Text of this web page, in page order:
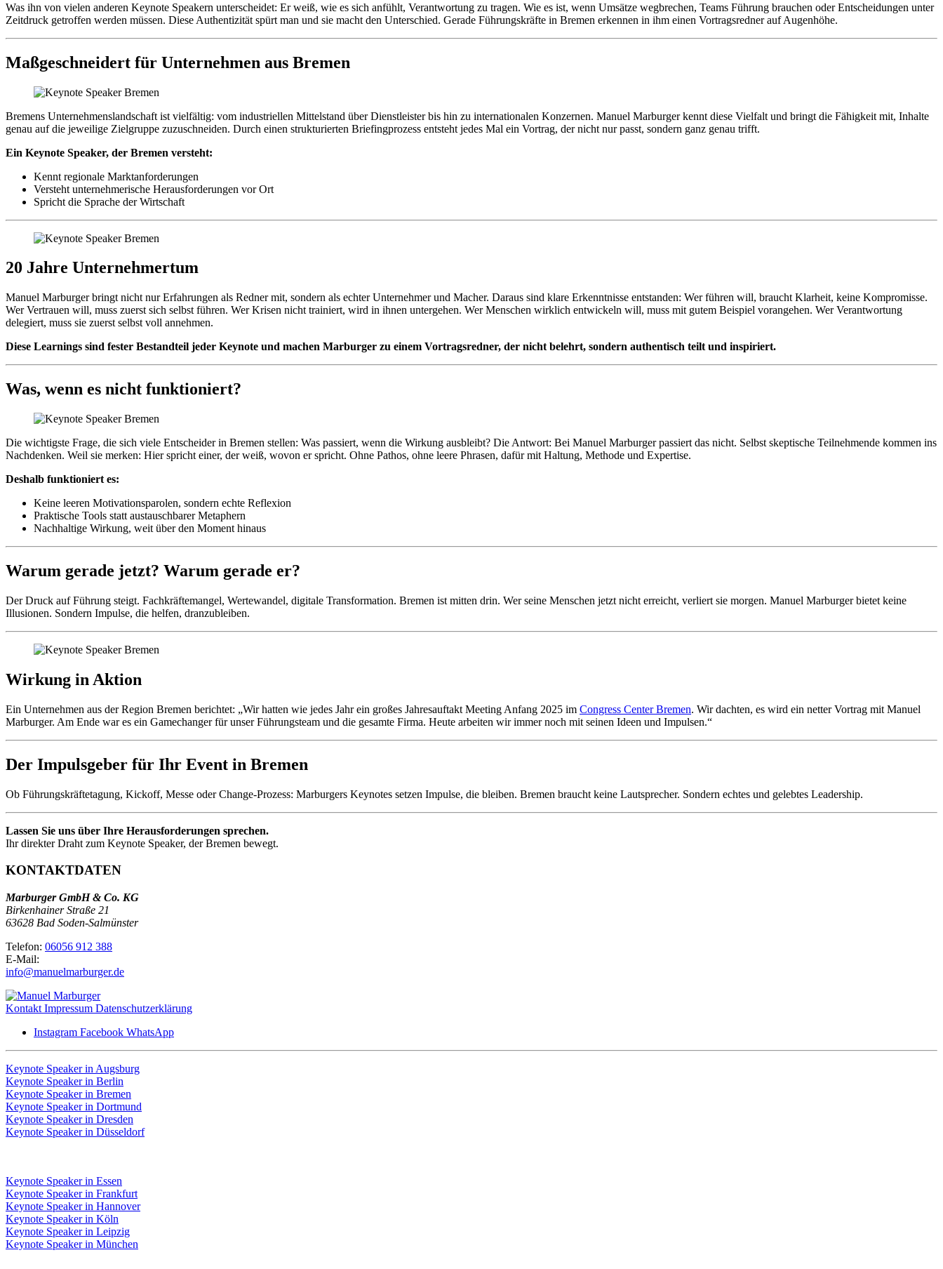
Was ihn von vielen anderen Keynote Speakern unterscheidet: Er weiß, wie es sich anfühlt, Verantwortung zu tragen. Wie es ist, wenn Umsätze wegbrechen, Teams Führung brauchen oder Entscheidungen unter
Zeitdruck getroffen werden müssen. Diese Authentizität spürt man und sie macht den Unterschied. Gerade Führungskräfte in Bremen erkennen in ihm einen Vortragsredner auf Augenhöhe.
Maßgeschneidert für Unternehmen aus Bremen
Bremens Unternehmenslandschaft ist vielfältig: vom industriellen Mittelstand über Dienstleister bis hin zu internationalen Konzernen. Manuel Marburger kennt diese Vielfalt und bringt die Fähigkeit mit, Inhalte
genau auf die jeweilige Zielgruppe zuzuschneiden. Durch einen strukturierten Briefingprozess entsteht jedes Mal ein Vortrag, der nicht nur passt, sondern ganz genau trifft.
Ein Keynote Speaker, der Bremen versteht:
Kennt regionale Marktanforderungen
Versteht unternehmerische Herausforderungen vor Ort
Spricht die Sprache der Wirtschaft
20 Jahre Unternehmertum
Manuel Marburger bringt nicht nur Erfahrungen als Redner mit, sondern als echter Unternehmer und Macher. Daraus sind klare Erkenntnisse entstanden: Wer führen will, braucht Klarheit, keine Kompromisse.
Wer Vertrauen will, muss zuerst sich selbst führen. Wer Krisen nicht trainiert, wird in ihnen untergehen. Wer Menschen wirklich entwickeln will, muss mit gutem Beispiel vorangehen. Wer Verantwortung
delegiert, muss sie zuerst selbst voll annehmen.
Diese Learnings sind fester Bestandteil jeder Keynote und machen Marburger zu einem Vortragsredner, der nicht belehrt, sondern authentisch teilt und inspiriert.
Was, wenn es nicht funktioniert?
Die wichtigste Frage, die sich viele Entscheider in Bremen stellen: Was passiert, wenn die Wirkung ausbleibt? Die Antwort: Bei Manuel Marburger passiert das nicht. Selbst skeptische Teilnehmende kommen ins
Nachdenken. Weil sie merken: Hier spricht einer, der weiß, wovon er spricht. Ohne Pathos, ohne leere Phrasen, dafür mit Haltung, Methode und Expertise.
Deshalb funktioniert es:
Keine leeren Motivationsparolen, sondern echte Reflexion
Praktische Tools statt austauschbarer Metaphern
Nachhaltige Wirkung, weit über den Moment hinaus
Warum gerade jetzt? Warum gerade er?
Der Druck auf Führung steigt. Fachkräftemangel, Wertewandel, digitale Transformation. Bremen ist mitten drin. Wer seine Menschen jetzt nicht erreicht, verliert sie morgen. Manuel Marburger bietet keine
Illusionen. Sondern Impulse, die helfen, dranzubleiben.
Wirkung in Aktion
Ein Unternehmen aus der Region Bremen berichtet: „Wir hatten wie jedes Jahr ein großes Jahresauftakt Meeting Anfang 2025 im Congress Center Bremen. Wir dachten, es wird ein netter Vortrag mit Manuel
Marburger. Am Ende war es ein Gamechanger für unser Führungsteam und die gesamte Firma. Heute arbeiten wir immer noch mit seinen Ideen und Impulsen.“
Der Impulsgeber für Ihr Event in Bremen
Ob Führungskräftetagung, Kickoff, Messe oder Change-Prozess: Marburgers Keynotes setzen Impulse, die bleiben. Bremen braucht keine Lautsprecher. Sondern echtes und gelebtes Leadership.
Lassen Sie uns über Ihre Herausforderungen sprechen.
Ihr direkter Draht zum Keynote Speaker, der Bremen bewegt.
KONTAKTDATEN
Marburger GmbH & Co. KG
Birkenhainer Straße 21
63628 Bad Soden-Salmünster
Telefon: 06056 912 388
E-Mail:
info@manuelmarburger.de
Kontakt Impressum Datenschutzerklärung
Instagram Facebook WhatsApp
Keynote Speaker in Augsburg
Keynote Speaker in Berlin
Keynote Speaker in Bremen
Keynote Speaker in Dortmund
Keynote Speaker in Dresden
Keynote Speaker in Düsseldorf
Keynote Speaker in Essen
Keynote Speaker in Frankfurt
Keynote Speaker in Hannover
Keynote Speaker in Köln
Keynote Speaker in Leipzig
Keynote Speaker in München